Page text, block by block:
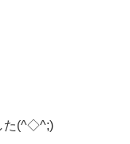
た(^◇^;)